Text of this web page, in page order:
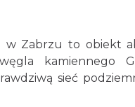
w Zabrzu to obiekt
kamiennego
sieć